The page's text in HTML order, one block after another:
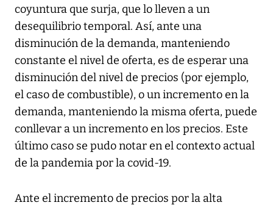
coyuntura que surja, que lo lleven a un
desequilibrio temporal. Así, ante una
disminución de la demanda, manteniendo
constante el nivel de oferta, es de esperar una
disminución del nivel de precios (por ejemplo,
el caso de combustible), o un incremento en la
demanda, manteniendo la misma oferta, puede
conllevar a un incremento en los precios. Este
último caso se pudo notar en el contexto actual
de la pandemia por la covid-19.
Ante el incremento de precios por la alta